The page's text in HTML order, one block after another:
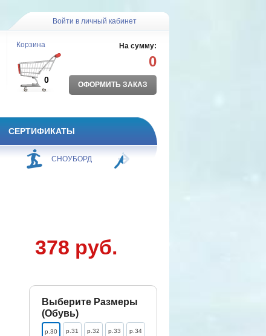
Войти в личный кабинет
Корзина
0
На сумму:
0
ОФОРМИТЬ ЗАКАЗ
СЕРТИФИКАТЫ
СНОУБОРД
378 руб.
Выберите Размеры
(Обувь)
р.30 р.31 р.32 р.33 р.34